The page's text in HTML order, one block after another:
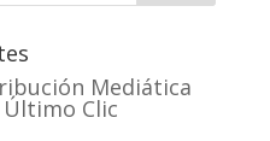
Mediática
Último Clic